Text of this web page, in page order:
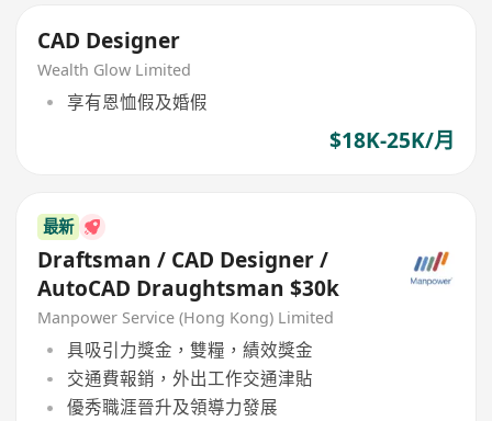
CAD Designer
Wealth Glow Limited
享有恩恤假及婚假
$18K-25K/月
最新
Draftsman / CAD Designer /
AutoCAD Draughtsman $30k
Manpower Service (Hong Kong) Limited
具吸引力獎金，雙糧，績效獎金
交通費報銷，外出工作交通津貼
優秀職涯晉升及領導力發展